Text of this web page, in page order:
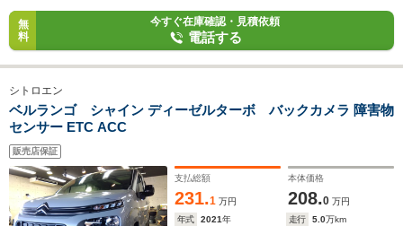
無
料
今すぐ在庫確認・見積依頼
電話する
シトロエン
ベルランゴ シャイン ディーゼルターボ バックカメラ 障害物
センサー ETC ACC
販売店保証
支払総額
231.1 万円
本体価格
208.0 万円
年式
2021年 走行 5.0万km